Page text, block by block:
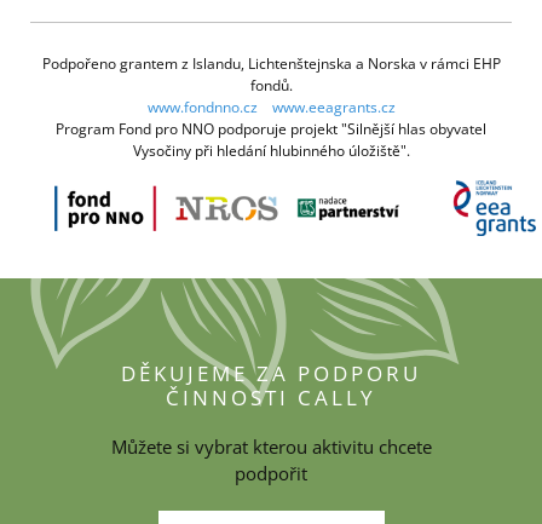
Podpořeno grantem z Islandu, Lichtenštejnska a Norska v rámci EHP
fondů.
www.fondnno.cz
www.eeagrants.cz
Program Fond pro NNO podporuje projekt "Silnější hlas obyvatel
Vysočiny při hledání hlubinného úložiště".
DĚKUJEME ZA PODPORU
ČINNOSTI CALLY
Můžete si vybrat kterou aktivitu chcete
podpořit